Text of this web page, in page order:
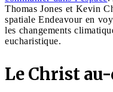
Thomas Jones et Kevin
spatiale Endeavour en
les changements
eucharistique.
Le Christ